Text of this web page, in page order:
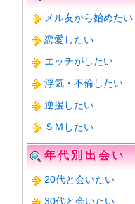
メル友から始めたい
恋愛したい
エッチがしたい
浮気・不倫したい
逆援したい
ＳＭしたい
年代別出会い
20代と会いたい
30代と会いたい